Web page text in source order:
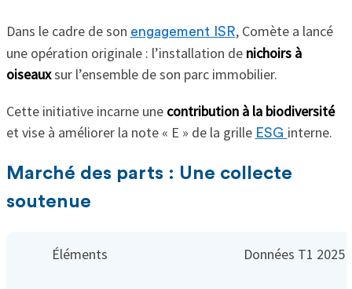
Dans le cadre de son engagement ISR, Comète a lancé
une opération originale : l’installation de nichoirs à
oiseauxsur l’ensemble de son parc immobilier.
Cette initiative incarne une contribution à la biodiversité
et vise à améliorer la note « E » de la grille ESG interne.
Marché des parts : Une collecte
soutenue
Éléments Données T1 2025